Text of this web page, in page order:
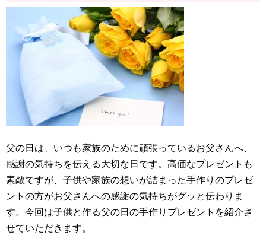
父の日は、いつも家族のために頑張っているお父さんへ、
感謝の気持ちを伝える大切な日です。高価なプレゼントも
素敵ですが、子供や家族の想いが詰まった手作りのプレゼ
ントの方がお父さんへの感謝の気持ちがグッと伝わりま
す。今回は子供と作る父の日の手作りプレゼントを紹介さ
せていただきます。